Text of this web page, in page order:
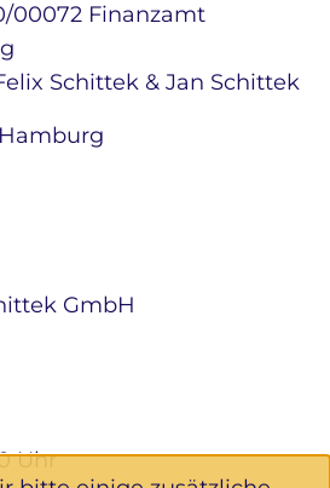
00072 Finanzamt
Schittek & Jan Schittek
GmbH
Uhr